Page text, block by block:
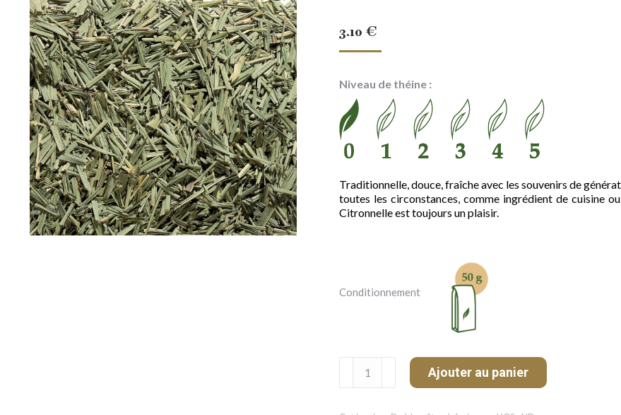
3.10 €
Niveau de théine :
Traditionnelle, douce, fraîche avec les souvenirs de
toutes les circonstances, comme ingrédient de cuisine
Citronnelle est toujours un plaisir.
Conditionnement
Citronnelle
Ajouter au panier